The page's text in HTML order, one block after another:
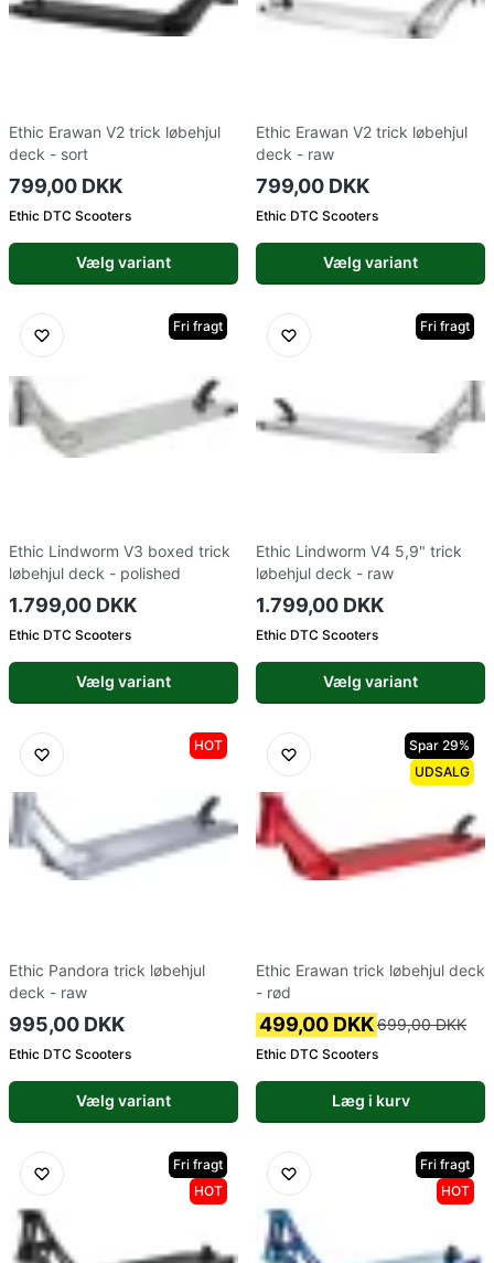
Ethic Erawan V2 trick løbehjul
deck - sort
799,00 DKK
Ethic DTC Scooters
Vælg variant
Ethic Erawan V2 trick løbehjul
deck - raw
799,00 DKK
Ethic DTC Scooters
Vælg variant
Fri fragt
Ethic Lindworm V3 boxed trick
løbehjul deck - polished
1.799,00 DKK
Ethic DTC Scooters
Vælg variant
Fri fragt
Ethic Lindworm V4 5,9" trick
løbehjul deck - raw
1.799,00 DKK
Ethic DTC Scooters
Vælg variant
HOT
Ethic Pandora trick løbehjul
deck - raw
995,00 DKK
Ethic DTC Scooters
Vælg variant
Spar 29%
UDSALG
Ethic Erawan trick løbehjul deck
- rød
499,00 DKK699,00 DKK
Ethic DTC Scooters
Læg i kurv
Fri fragt
HOT
Fri fragt
HOT